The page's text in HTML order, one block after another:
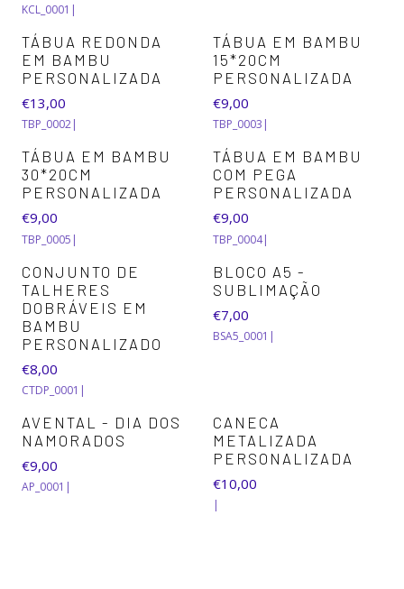
KCL_0001 |
TÁBUA REDONDA
EM BAMBU
PERSONALIZADA
€13,00
TBP_0002|
TÁBUA EM BAMBU
15*20CM
PERSONALIZADA
€9,00
TBP_0003 |
TÁBUA EM BAMBU
30*20CM
PERSONALIZADA
€9,00
TBP_0005 |
TÁBUA EM BAMBU
COM PEGA
PERSONALIZADA
€9,00
TBP_0004|
CONJUNTO DE
TALHERES
DOBRÁVEIS EM
BAMBU
PERSONALIZADO
€8,00
CTDP_0001 |
BLOCO A5 -
SUBLIMAÇÃO
€7,00
BSA5_0001 |
AVENTAL - DIA DOS
NAMORADOS
€9,00
AP_0001 |
CANECA
METALIZADA
PERSONALIZADA
€10,00
|